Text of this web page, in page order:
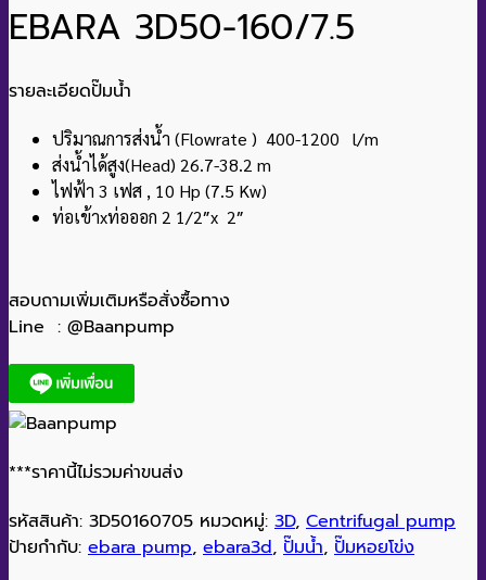
EBARA 3D50-160/7.5
รายละเอียดปั๊มน้ำ
ปริมาณการส่งน้ำ (Flowrate ) 400-1200 l/m
ส่งน้ำได้สูง(Head) 26.7-38.2 m
ไฟฟ้า 3 เฟส , 10 Hp (7.5 Kw)
ท่อเข้าxท่อออก 2 1/2″x 2″
สอบถามเพิ่มเติมหรือสั่งซื้อทาง
Line : @Baanpump
***ราคานี้ไม่รวมค่าขนส่ง
รหัสสินค้า: 3D50160705 หมวดหมู่: 3D, Centrifugal pump
ป้ายกำกับ: ebara pump, ebara3d, ปั๊มน้ำ, ปั๊มหอยโข่ง